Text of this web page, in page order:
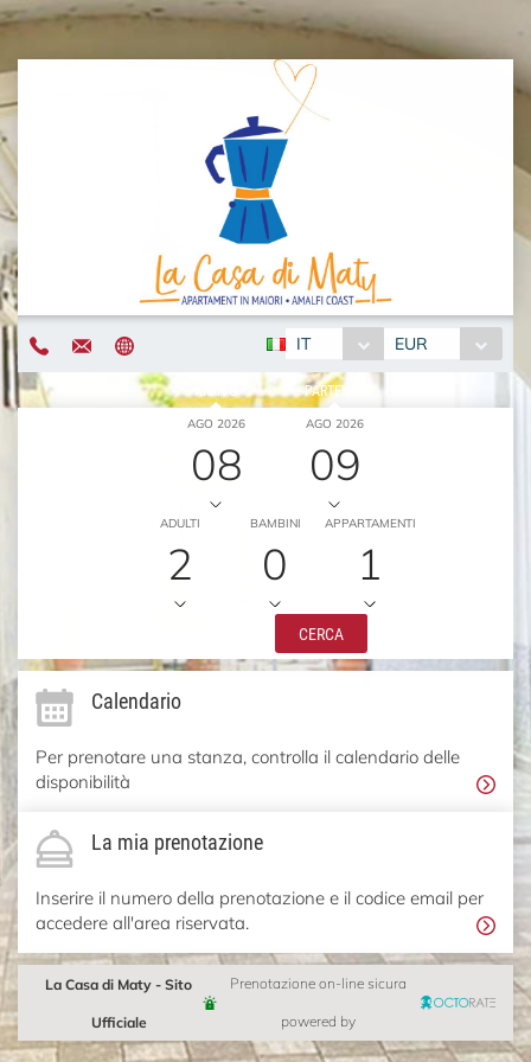
IT EUR
ARRIVO
AGO 2026
08
PARTENZA
AGO 2026
09
ADULTI
2
BAMBINI
0
APPARTAMENTI
1
CERCA
Calendario
Per prenotare una stanza, controlla il calendario delle
disponibilità
La mia prenotazione
Inserire il numero della prenotazione e il codice email per
accedere all'area riservata.
La Casa di Maty - Sito
Ufficiale
Prenotazione on-line sicura
powered by